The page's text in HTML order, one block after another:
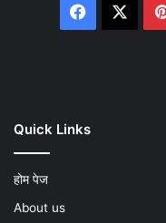
Facebook
Quick Links
होम पेज
About us